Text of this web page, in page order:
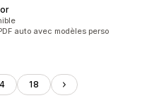
auto avec modèles perso
4 18